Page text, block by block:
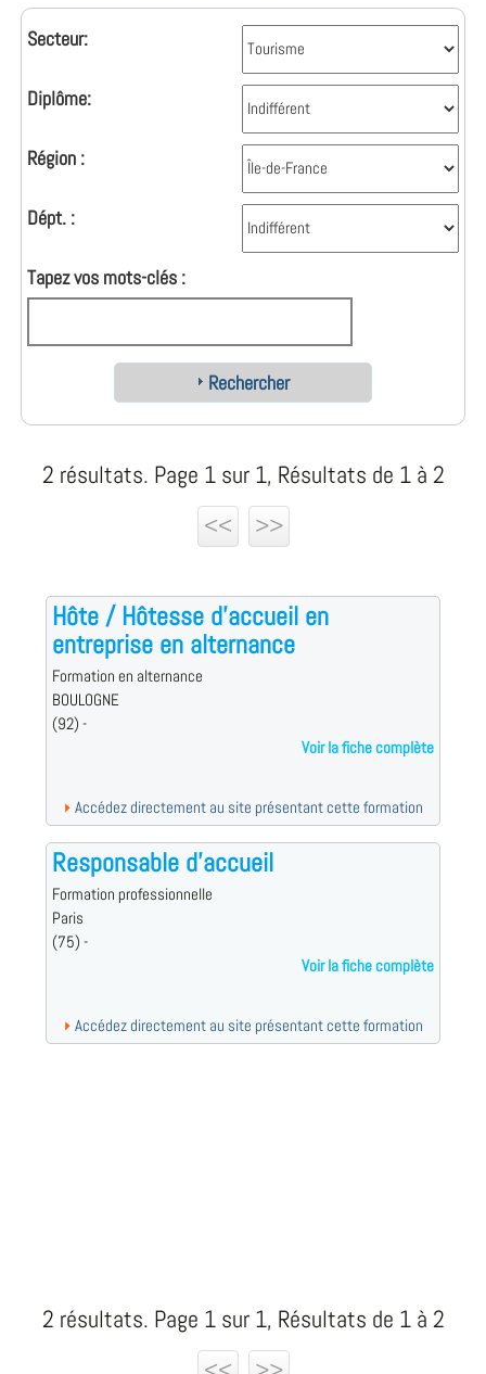
Secteur:
Diplôme:
Région :
Dépt. :
Tapez vos mots-clés :
Rechercher
2 résultats. Page 1 sur 1, Résultats de 1 à 2
<<
>>
Hôte / Hôtesse d'accueil en
entreprise en alternance
Formation en alternance
BOULOGNE
(92) -
Voir la fiche complète
Accédez directement au site présentant cette formation
Responsable d'accueil
Formation professionnelle
Paris
(75) -
Voir la fiche complète
Accédez directement au site présentant cette formation
2 résultats. Page 1 sur 1, Résultats de 1 à 2